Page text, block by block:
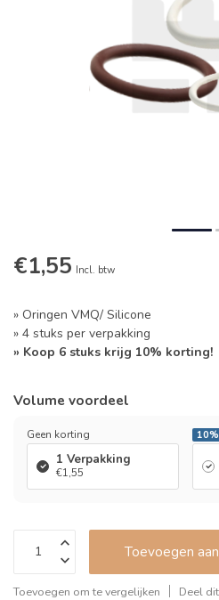
€1,55 Incl. btw
» Oringen VMQ/ Silicone
» 4 stuks per verpakking
» Koop 6 stuks krijg 10% korting!
Volume voordeel
Geen korting
1 Verpakking
€1,55
10%
Toevoegen
Toevoegen om te vergelijken Deel